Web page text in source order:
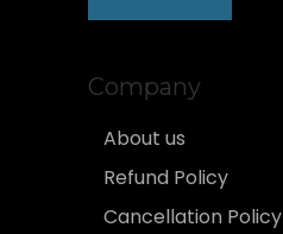
Company
About us
Refund Policy
Cancellation Policy